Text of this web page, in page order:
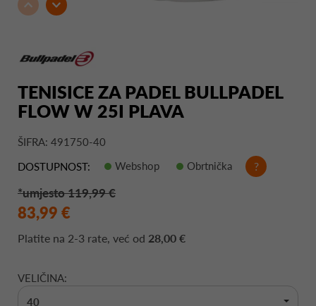
TENISICE ZA PADEL BULLPADEL
FLOW W 25I PLAVA
ŠIFRA: 491750-40
DOSTUPNOST:
Webshop Obrtnička ?
*umjesto 119,99 €
83,99 €
Platite na 2-3 rate, već od 28,00 €
VELIČINA:
40